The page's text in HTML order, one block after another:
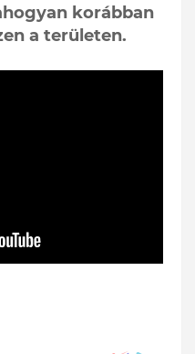
korábban
a területen.